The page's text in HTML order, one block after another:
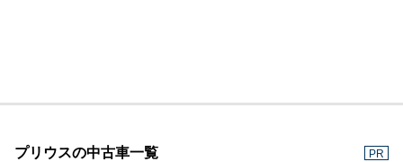
プリウスの中古車一覧 PR